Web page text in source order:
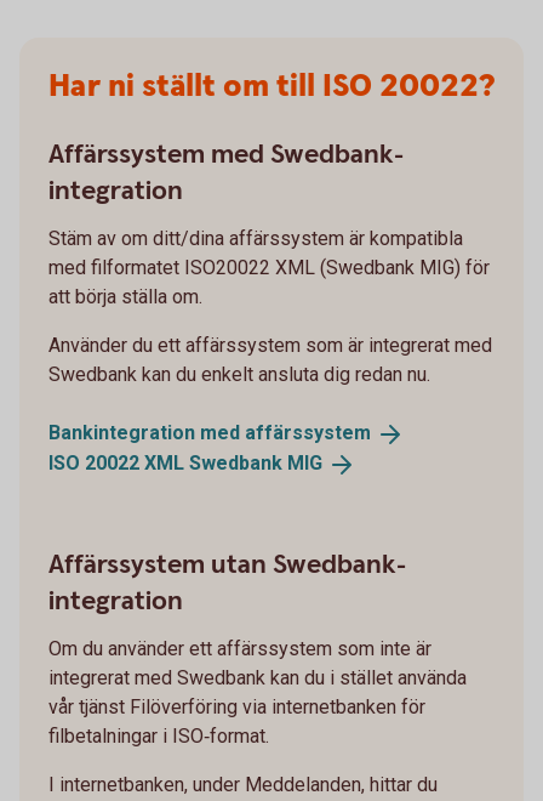
Har ni ställt om till ISO 20022?
Affärssystem med Swedbank-
integration
Stäm av om ditt/dina affärssystem är kompatibla
med filformatet ISO20022 XML (Swedbank MIG) för
att börja ställa om.
Använder du ett affärssystem som är integrerat med
Swedbank kan du enkelt ansluta dig redan nu.
Bankintegration med affärssystem
ISO 20022 XML Swedbank MIG
Affärssystem utan Swedbank-
integration
Om du använder ett affärssystem som inte är
integrerat med Swedbank kan du i stället använda
vår tjänst Filöverföring via internetbanken för
filbetalningar i ISO‑format.
I internetbanken, under Meddelanden, hittar du